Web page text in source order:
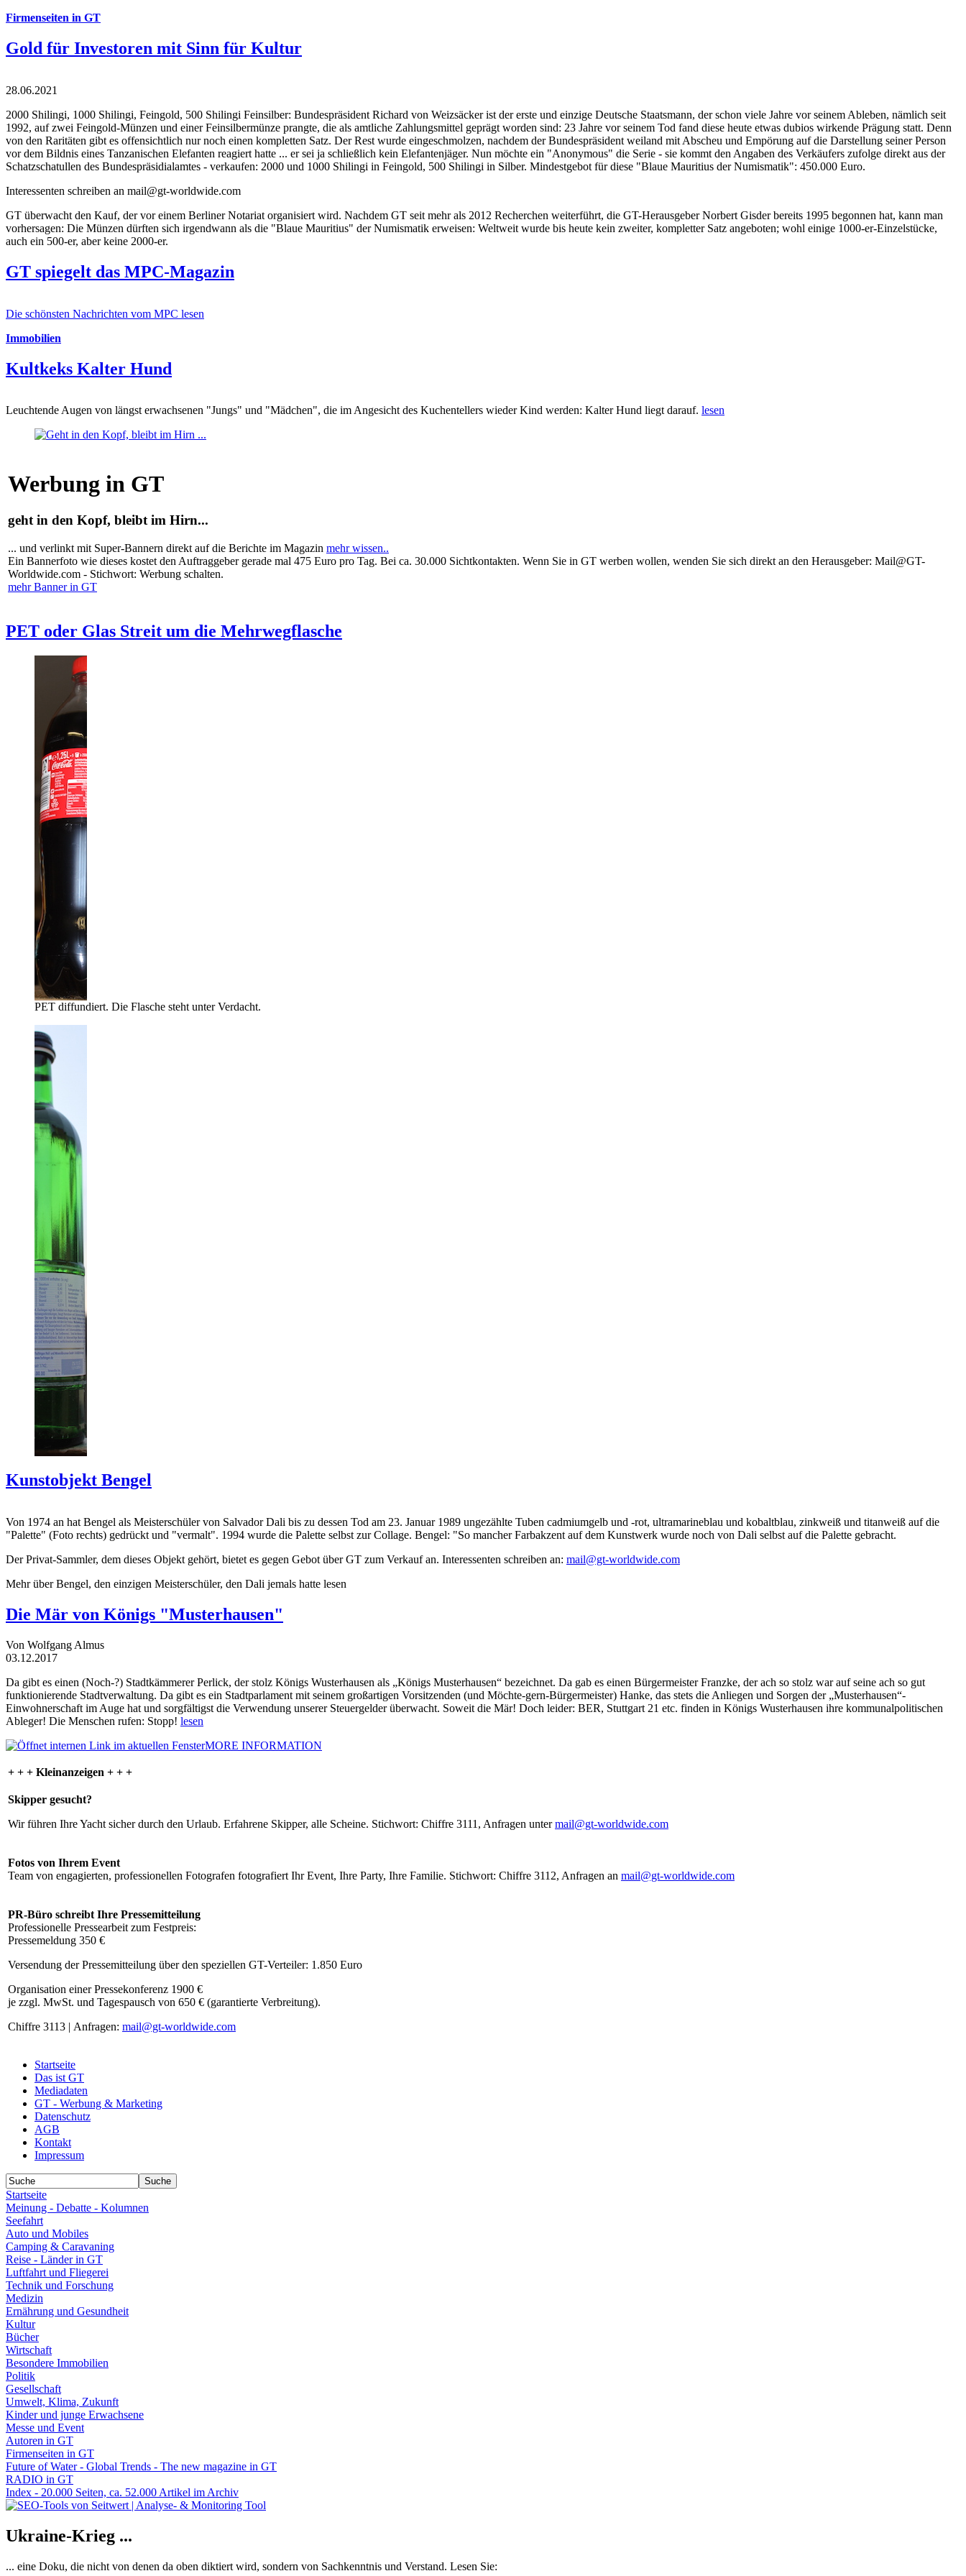
Firmenseiten in GT
Gold für Investoren mit Sinn für Kultur
28.06.2021
2000 Shilingi, 1000 Shilingi, Feingold, 500 Shilingi Feinsilber: Bundespräsident Richard von Weizsäcker ist der erste und einzige Deutsche Staatsmann, der schon viele Jahre vor seinem Ableben, nämlich seit
1992, auf zwei Feingold-Münzen und einer Feinsilbermünze prangte, die als amtliche Zahlungsmittel geprägt worden sind: 23 Jahre vor seinem Tod fand diese heute etwas dubios wirkende Prägung statt. Denn
von den Raritäten gibt es offensichtlich nur noch einen kompletten Satz. Der Rest wurde eingeschmolzen, nachdem der Bundespräsident weiland mit Abscheu und Empörung auf die Darstellung seiner Person
vor dem Bildnis eines Tanzanischen Elefanten reagiert hatte ... er sei ja schließlich kein Elefantenjäger. Nun möchte ein "Anonymous" die Serie - sie kommt den Angaben des Verkäufers zufolge direkt aus der
Schatzschatullen des Bundespräsidialamtes - verkaufen: 2000 und 1000 Shilingi in Feingold, 500 Shilingi in Silber. Mindestgebot für diese "Blaue Mauritius der Numismatik": 450.000 Euro.
Interessenten schreiben an mail@gt-worldwide.com
GT überwacht den Kauf, der vor einem Berliner Notariat organisiert wird. Nachdem GT seit mehr als 2012 Recherchen weiterführt, die GT-Herausgeber Norbert Gisder bereits 1995 begonnen hat, kann man
vorhersagen: Die Münzen dürften sich irgendwann als die "Blaue Mauritius" der Numismatik erweisen: Weltweit wurde bis heute kein zweiter, kompletter Satz angeboten; wohl einige 1000-er-Einzelstücke,
auch ein 500-er, aber keine 2000-er.
GT spiegelt das MPC-Magazin
Die schönsten Nachrichten vom MPC lesen
Immobilien
Kultkeks Kalter Hund
Leuchtende Augen von längst erwachsenen "Jungs" und "Mädchen", die im Angesicht des Kuchentellers wieder Kind werden: Kalter Hund liegt darauf. lesen
Werbung in GT
geht in den Kopf, bleibt im Hirn...
... und verlinkt mit Super-Bannern direkt auf die Berichte im Magazin mehr wissen..
Ein Bannerfoto wie dieses kostet den Auftraggeber gerade mal 475 Euro pro Tag. Bei ca. 30.000 Sichtkontakten. Wenn Sie in GT werben wollen, wenden Sie sich direkt an den Herausgeber: Mail@GT-
Worldwide.com - Stichwort: Werbung schalten.
mehr Banner in GT
PET oder Glas Streit um die Mehrwegflasche
PET diffundiert. Die Flasche steht unter Verdacht.
Kunstobjekt Bengel
Von 1974 an hat Bengel als Meisterschüler von Salvador Dali bis zu dessen Tod am 23. Januar 1989 ungezählte Tuben cadmiumgelb und -rot, ultramarineblau und kobaltblau, zinkweiß und titanweiß auf die
"Palette" (Foto rechts) gedrückt und "vermalt". 1994 wurde die Palette selbst zur Collage. Bengel: "So mancher Farbakzent auf dem Kunstwerk wurde noch von Dali selbst auf die Palette gebracht.
Der Privat-Sammler, dem dieses Objekt gehört, bietet es gegen Gebot über GT zum Verkauf an. Interessenten schreiben an: mail@gt-worldwide.com
Mehr über Bengel, den einzigen Meisterschüler, den Dali jemals hatte lesen
Die Mär von Königs "Musterhausen"
Von Wolfgang Almus
03.12.2017
Da gibt es einen (Noch-?) Stadtkämmerer Perlick, der stolz Königs Wusterhausen als „Königs Musterhausen“ bezeichnet. Da gab es einen Bürgermeister Franzke, der ach so stolz war auf seine ach so gut
funktionierende Stadtverwaltung. Da gibt es ein Stadtparlament mit seinem großartigen Vorsitzenden (und Möchte-gern-Bürgermeister) Hanke, das stets die Anliegen und Sorgen der „Musterhausen“-
Einwohnerschaft im Auge hat und sorgfältigst die Verwendung unserer Steuergelder überwacht. Soweit die Mär! Doch leider: BER, Stuttgart 21 etc. finden in Königs Wusterhausen ihre kommunalpolitischen
Ableger! Die Menschen rufen: Stopp! lesen
MORE INFORMATION
+ + + Kleinanzeigen + + +
Skipper gesucht?
Wir führen Ihre Yacht sicher durch den Urlaub. Erfahrene Skipper, alle Scheine. Stichwort: Chiffre 3111, Anfragen untermail@gt-worldwide.com
Fotos von Ihrem Event
Team von engagierten, professionellen Fotografen fotografiert Ihr Event, Ihre Party, Ihre Familie. Stichwort: Chiffre 3112, Anfragen an mail@gt-worldwide.com
PR-Büro schreibt Ihre Pressemitteilung
Professionelle Pressearbeit zum Festpreis:
Pressemeldung 350 €
Versendung der Pressemitteilung über den speziellen GT-Verteiler: 1.850 Euro
Organisation einer Pressekonferenz 1900 €
je zzgl. MwSt. und Tagespausch von 650 € (garantierte Verbreitung).
Chiffre 3113 | Anfragen: mail@gt-worldwide.com
Startseite
Das ist GT
Mediadaten
GT - Werbung & Marketing
Datenschutz
AGB
Kontakt
Impressum
Startseite
Meinung - Debatte - Kolumnen
Seefahrt
Auto und Mobiles
Camping & Caravaning
Reise - Länder in GT
Luftfahrt und Fliegerei
Technik und Forschung
Medizin
Ernährung und Gesundheit
Kultur
Bücher
Wirtschaft
Besondere Immobilien
Politik
Gesellschaft
Umwelt, Klima, Zukunft
Kinder und junge Erwachsene
Messe und Event
Autoren in GT
Firmenseiten in GT
Future of Water - Global Trends - The new magazine in GT
RADIO in GT
Index - 20.000 Seiten, ca. 52.000 Artikel im Archiv
Ukraine-Krieg ...
... eine Doku, die nicht von denen da oben diktiert wird, sondern von Sachkenntnis und Verstand. Lesen Sie: